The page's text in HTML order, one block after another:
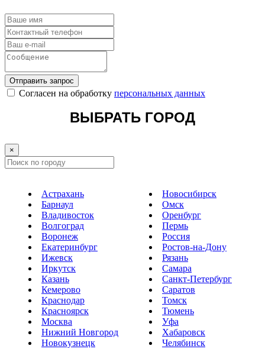
Отправить запрос
Cогласен на обработку персональных данных
ВЫБРАТЬ ГОРОД
×
Астрахань
Барнаул
Владивосток
Волгоград
Воронеж
Екатеринбург
Ижевск
Иркутск
Казань
Кемерово
Краснодар
Красноярск
Москва
Нижний Новгород
Новокузнецк
Новосибирск
Омск
Оренбург
Пермь
Россия
Ростов-на-Дону
Рязань
Самара
Санкт-Петербург
Саратов
Томск
Тюмень
Уфа
Хабаровск
Челябинск